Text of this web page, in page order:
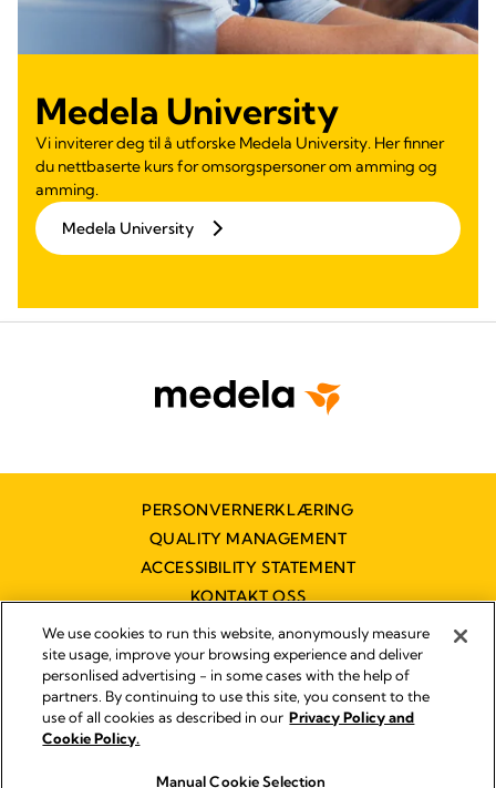
Medela University
Vi inviterer deg til å utforske Medela University. Her finner
du nettbaserte kurs for omsorgspersoner om amming og
amming.
Medela University
PERSONVERNERKLÆRING
QUALITY MANAGEMENT
ACCESSIBILITY STATEMENT
KONTAKT OSS
TILGJENGELIGHETSERKLÆRING
Imprint
Legal Notice
We use cookies to run this website, anonymously measure
site usage, improve your browsing experience and deliver
personlised advertising - in some cases with the help of
partners. By continuing to use this site, you consent to the
use of all cookies as described in our Privacy Policy and
Cookie Policy.
Manual Cookie Selection